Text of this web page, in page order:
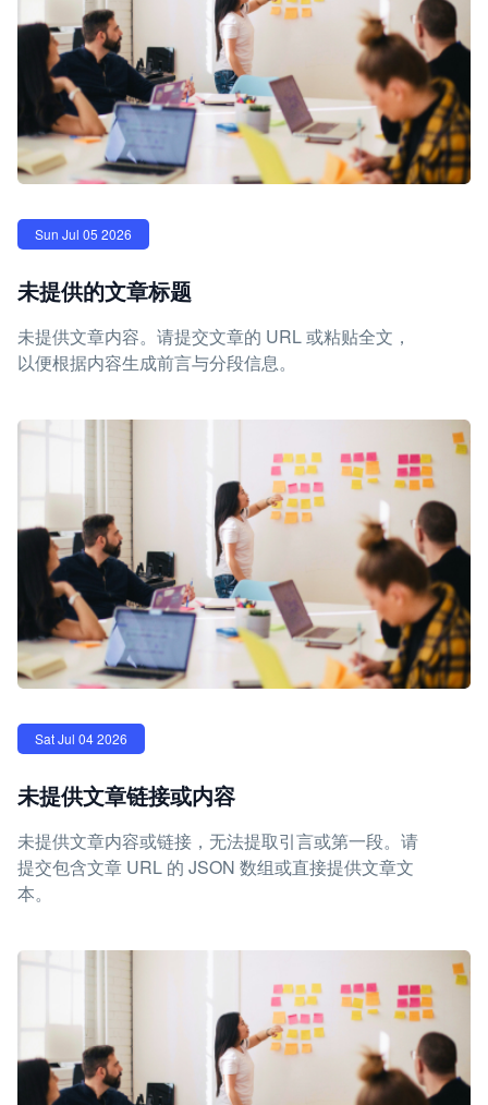
Sun Jul 05 2026
未提供的文章标题
未提供文章内容。请提交文章的 URL 或粘贴全文，
以便根据内容生成前言与分段信息。
Sat Jul 04 2026
未提供文章链接或内容
未提供文章内容或链接，无法提取引言或第一段。请
提交包含文章 URL 的 JSON 数组或直接提供文章文
本。